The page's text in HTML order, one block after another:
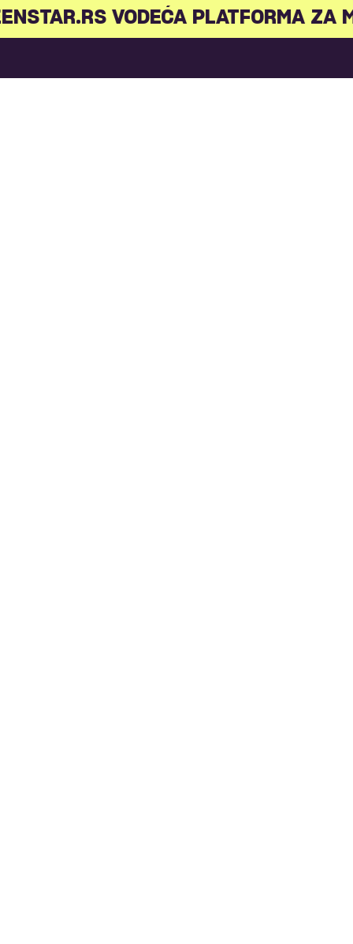
VODEĆA PLATFORMA ZA